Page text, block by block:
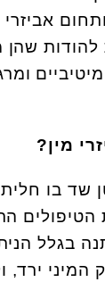
שהן
מין?
בו
הטיפולים
בגלל
ירד,